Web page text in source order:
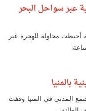
عبر سواحل البحر
أحبطت محاولة للهجرة غير
بالمنيا
المدني في المنيا وقفت